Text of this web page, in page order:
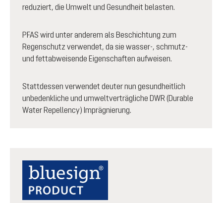
reduziert, die Umwelt und Gesundheit belasten.
PFAS wird unter anderem als Beschichtung zum
Regenschutz verwendet, da sie wasser-, schmutz-
und fettabweisende Eigenschaften aufweisen.
Stattdessen verwendet deuter nun gesundheitlich
unbedenkliche und umweltverträgliche DWR (Durable
Water Repellency) Imprägnierung.